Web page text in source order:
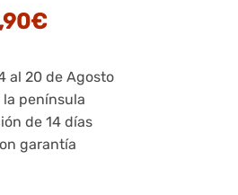
€Rango
desde
234,90€
hasta
279,90€
al 20 de Agosto
la península
de 14 días
garantía